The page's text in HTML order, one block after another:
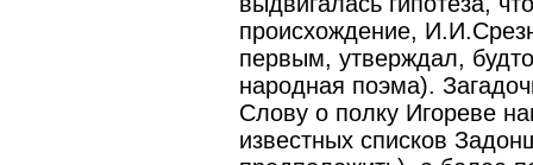
происхождение,
первым, утверждал,
народная поэма).
Слову о полку Игореве
известных списков